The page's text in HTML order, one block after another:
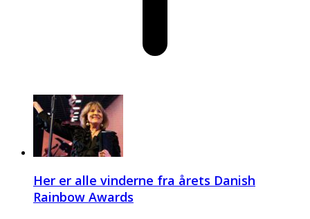
Her er alle vinderne fra årets Danish
Rainbow Awards